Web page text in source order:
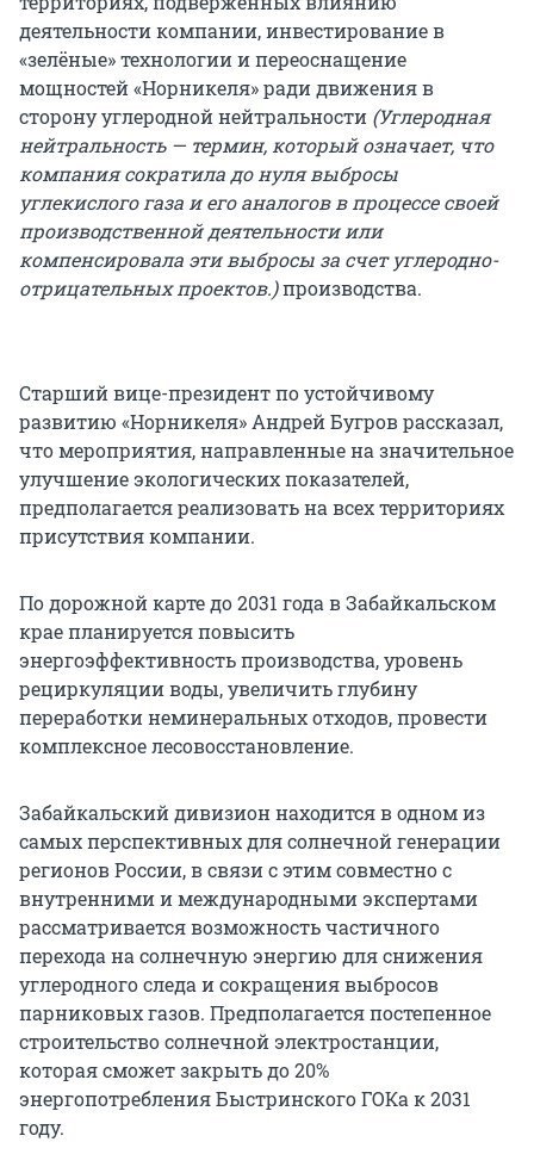
деятельности компании, инвестирование в
«зелёные» технологии и переоснащение
мощностей «Норникеля» ради движения в
сторону углеродной нейтральности (Углеродная
нейтральность — термин, который означает, что
компания сократила до нуля выбросы
углекислого газа и его аналогов в процессе своей
производственной деятельности или
компенсировала эти выбросы за счет углеродно-
отрицательных проектов.)производства.
Старший вице-президент по устойчивому
развитию «Норникеля» Андрей Бугров рассказал,
что мероприятия, направленные на значительное
улучшение экологических показателей,
предполагается реализовать на всех территориях
присутствия компании.
По дорожной карте до 2031 года в Забайкальском
крае планируется повысить
энергоэффективность производства, уровень
рециркуляции воды, увеличить глубину
переработки неминеральных отходов, провести
комплексное лесовосстановление.
Забайкальский дивизион находится в одном из
самых перспективных для солнечной генерации
регионов России, в связи с этим совместно с
внутренними и международными экспертами
рассматривается возможность частичного
перехода на солнечную энергию для снижения
углеродного следа и сокращения выбросов
парниковых газов. Предполагается постепенное
строительство солнечной электростанции,
которая сможет закрыть до 20%
энергопотребления Быстринского ГОКа к 2031
году.